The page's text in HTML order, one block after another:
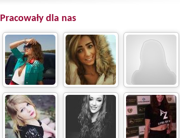
Pracowały dla nas